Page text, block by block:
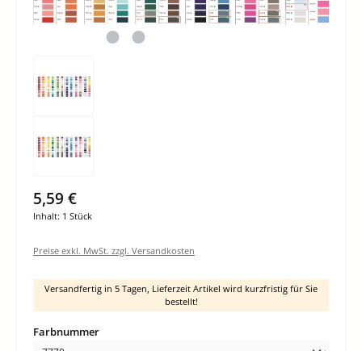
5,59 €
Inhalt: 1 Stück
Preise exkl. MwSt. zzgl. Versandkosten
Versandfertig in 5 Tagen, Lieferzeit Artikel wird kurzfristig für Sie
bestellt!
Farbnummerauswählen